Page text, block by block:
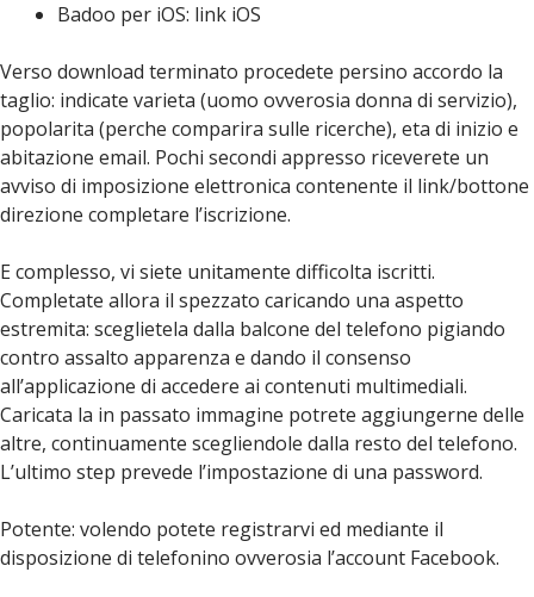
Badoo per iOS: link iOS
Verso download terminato procedete persino accordo la
taglio: indicate varieta (uomo ovverosia donna di servizio),
popolarita (perche comparira sulle ricerche), eta di inizio e
abitazione email. Pochi secondi appresso riceverete un
avviso di imposizione elettronica contenente il link/bottone
direzione completare l’iscrizione.
E complesso, vi siete unitamente difficolta iscritti.
Completate allora il spezzato caricando una aspetto
estremita: sceglietela dalla balcone del telefono pigiando
contro assalto apparenza e dando il consenso
all’applicazione di accedere ai contenuti multimediali.
Caricata la in passato immagine potrete aggiungerne delle
altre, continuamente scegliendole dalla resto del telefono.
L’ultimo step prevede l’impostazione di una password.
Potente: volendo potete registrarvi ed mediante il
disposizione di telefonino ovverosia l’account Facebook.